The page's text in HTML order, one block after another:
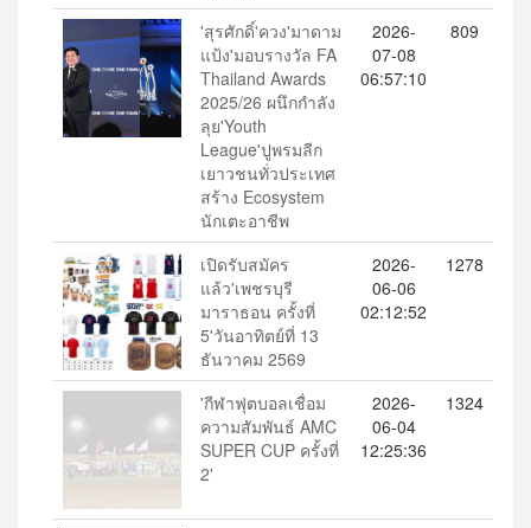
'สุรศักดิ์'ควง'มาดาม
แป้ง'มอบรางวัล FA
Thailand Awards
2025/26 ผนึกกำลัง
ลุย'Youth
League'ปูพรมลีก
เยาวชนทั่วประเทศ
สร้าง Ecosystem
นักเตะอาชีพ
2026-
07-08
06:57:10
809
​เปิดรับสมัคร
แล้ว'เพชรบุรี
มาราธอน ครั้งที่
5'วันอาทิตย์ที่ 13
ธันวาคม 2569
2026-
06-06
02:12:52
1278
'กีฬาฟุตบอลเชื่อม
ความสัมพันธ์ AMC
SUPER CUP ครั้งที่
2'
2026-
06-04
12:25:36
1324